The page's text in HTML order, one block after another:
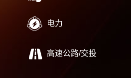
电力
高速公路/交投